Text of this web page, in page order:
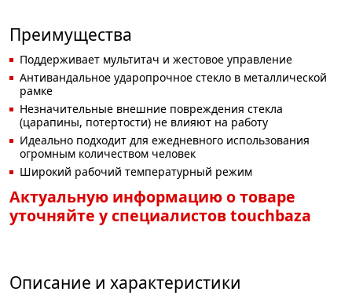
Преимущества
Поддерживает мультитач и жестовое управление
Антивандальное ударопрочное стекло в металлической
рамке
Незначительные внешние повреждения стекла
(царапины, потертости) не влияют на работу
Идеально подходит для ежедневного использования
огромным количеством человек
Широкий рабочий температурный режим
Актуальную информацию о товаре
уточняйте у специалистов touchbaza
Описание и характеристики